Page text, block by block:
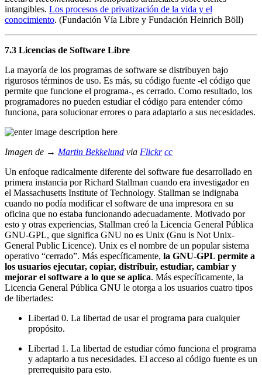
intangibles. Los procesos de privatización de la vida y el
conocimiento. (Fundación Vía Libre y Fundación Heinrich Böll)
7.3 Licencias de Software Libre
La mayoría de los programas de software se distribuyen bajo
rigurosos términos de uso. Es más, su código fuente -el código que
permite que funcione el programa-, es cerrado. Como resultado, los
programadores no pueden estudiar el código para entender cómo
funciona, para solucionar errores o para adaptarlo a sus necesidades.
Imagen de → Martin Bekkelund via Flickr cc
Un enfoque radicalmente diferente del software fue desarrollado en
primera instancia por Richard Stallman cuando era investigador en
el Massachusetts Institute of Technology. Stallman se indignaba
cuando no podía modificar el software de una impresora en su
oficina que no estaba funcionando adecuadamente. Motivado por
esto y otras experiencias, Stallman creó la Licencia General Pública
GNU-GPL, que significa GNU no es Unix (Gnu is Not Unix-
General Public Licence). Unix es el nombre de un popular sistema
operativo “cerrado”. Más específicamente, la GNU-GPL permite a
los usuarios ejecutar, copiar, distribuir, estudiar, cambiar y
mejorar el software a lo que se aplica. Más específicamente, la
Licencia General Pública GNU le otorga a los usuarios cuatro tipos
de libertades:
Libertad 0. La libertad de usar el programa para cualquier
propósito.
Libertad 1. La libertad de estudiar cómo funciona el programa
y adaptarlo a tus necesidades. El acceso al código fuente es un
prerrequisito para esto.